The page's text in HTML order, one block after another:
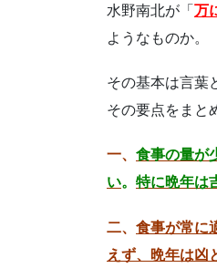
水野南北が「 万
ようなものか。
その基本は言葉
その要点をまと
一、 食事の量が
い。 特に晩年は
二、 食事が常に
えず、晩年は凶